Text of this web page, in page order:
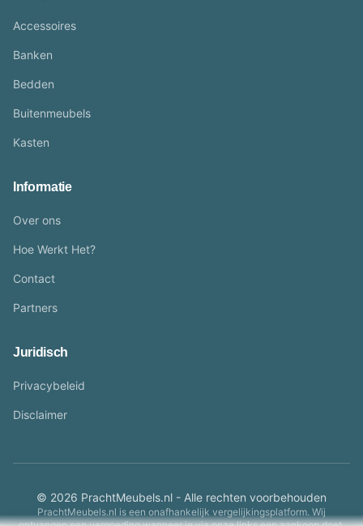
Accessoires
Banken
Bedden
Buitenmeubels
Kasten
Informatie
Over ons
Hoe Werkt Het?
Contact
Partners
Juridisch
Privacybeleid
Disclaimer
© 2026 PrachtMeubels.nl - Alle rechten voorbehouden
PrachtMeubels.nl is een onafhankelijk vergelijkingsplatform. Wij